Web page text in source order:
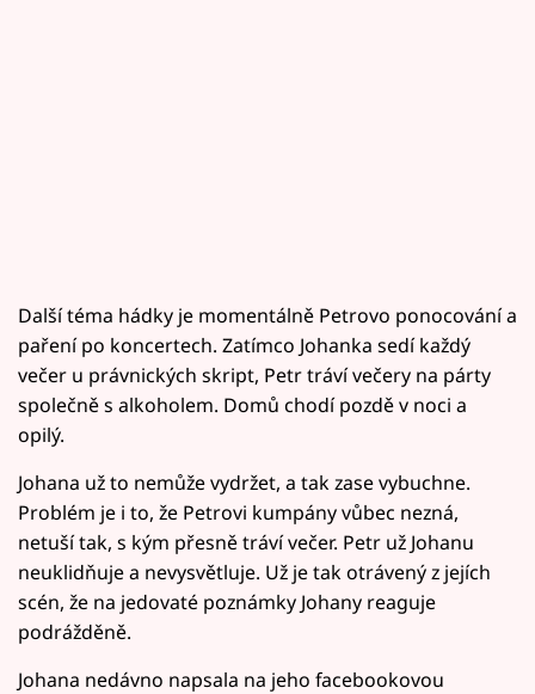
Další téma hádky je momentálně Petrovo ponocování a
paření po koncertech. Zatímco Johanka sedí každý
večer u právnických skript, Petr tráví večery na párty
společně s alkoholem. Domů chodí pozdě v noci a
opilý.
Johana už to nemůže vydržet, a tak zase vybuchne.
Problém je i to, že Petrovi kumpány vůbec nezná,
netuší tak, s kým přesně tráví večer. Petr už Johanu
neuklidňuje a nevysvětluje. Už je tak otrávený z jejích
scén, že na jedovaté poznámky Johany reaguje
podrážděně.
Johana nedávno napsala na jeho facebookovou